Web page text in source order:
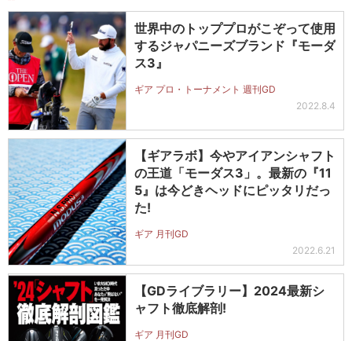
世界中のトッププロがこぞって使用
するジャパニーズブランド『モーダ
ス3』
ギア プロ・トーナメント 週刊GD
2022.8.4
【ギアラボ】今やアイアンシャフト
の王道「モーダス3」。最新の『11
5』は今どきヘッドにピッタリだっ
た!
ギア 月刊GD
2022.6.21
【GDライブラリー】2024最新シ
ャフト徹底解剖!
ギア 月刊GD